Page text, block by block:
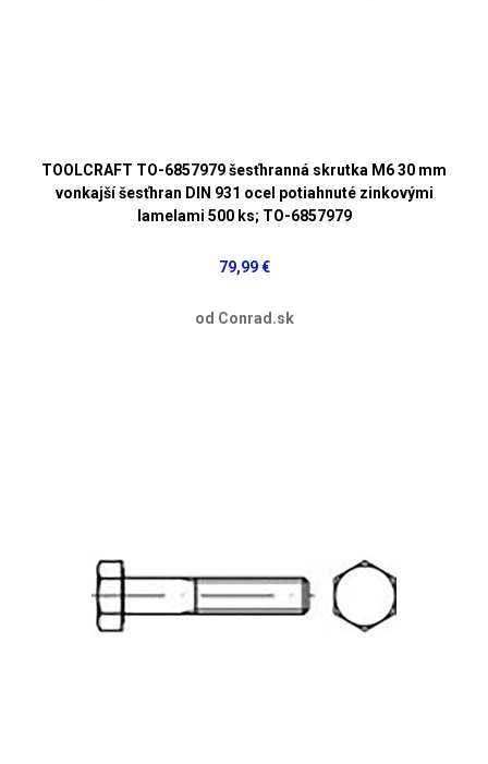
TOOLCRAFT TO-6857979 šesťhranná skrutka M6 30 mm
vonkajší šesťhran DIN 931 ocel potiahnuté zinkovými
lamelami 500 ks; TO-6857979
79,99 €
od Conrad.sk